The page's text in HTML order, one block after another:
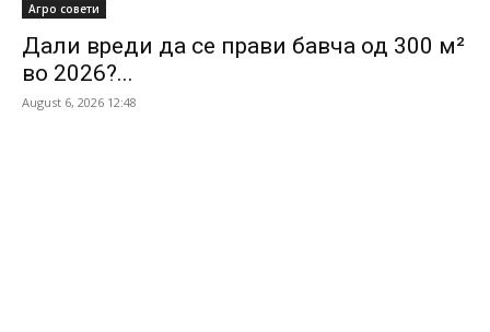
Агро совети
Дали вреди да се прави бавча од 300 м²
во 2026?...
August 6, 2026 12:48